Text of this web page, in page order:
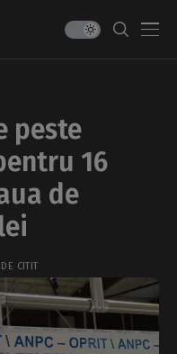
peste
16
de
CITIT